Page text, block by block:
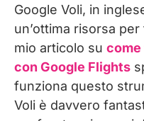
Google Voli, in
un’ottima risorsa
mio articolo su
con Google Flights
funziona questo
Voli è davvero